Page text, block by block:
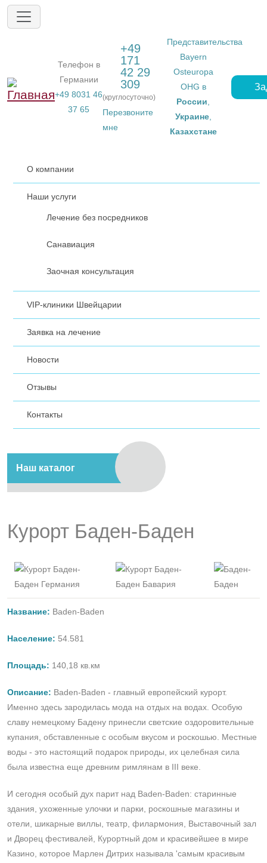
Перейти к основному содержанию
Телефон в
Германии
+49 8031 46
37 65
+49
171
42 29
309
(круглосуточно)
Перезвоните
мне
Представительства
Bayern
Osteuropa
OHG в
России
Украине,
Казахстане
О компании
Наши услуги
Лечение без посредников
Санавиация
Заочная консультация
VIP-клиники Швейцарии
Заявка на лечение
Новости
Отзывы
Контакты
Наш каталог
Курорт Баден-Баден
Название: Baden-Baden
Население: 54.581
Площадь: 140,18 кв.км
Описание: Baden-Baden - главный европейский курорт.
Именно здесь зародилась мода на отдых на водах. Особую
славу немецкому Бадену принесли светские оздоровительные
купания, обставленные с особым вкусом и роскошью. Местные
воды - это настоящий подарок природы, их целебная сила
была известна еще древним римлянам в III веке.
И сегодня особый дух парит над Baden-Baden: старинные
здания, ухоженные улочки и парки, роскошные магазины и
отели, шикарные виллы, театр, филармония, Выставочный зал
и Дворец фестивалей, Курортный дом и красивейшее в мире
Казино, которое Марлен Дитрих называла 'самым красивым